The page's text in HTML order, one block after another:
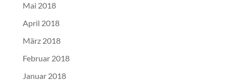
Mai 2018
April 2018
März 2018
Februar 2018
Januar 2018